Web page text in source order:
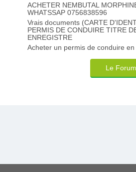
ACHETER NEMBUTAL
WHATSSAP 0756838596
Vrais documents (CARTE
PERMIS DE CONDUIRE TITRE
ENREGISTRE
Acheter un permis de conduire en
Le Forum